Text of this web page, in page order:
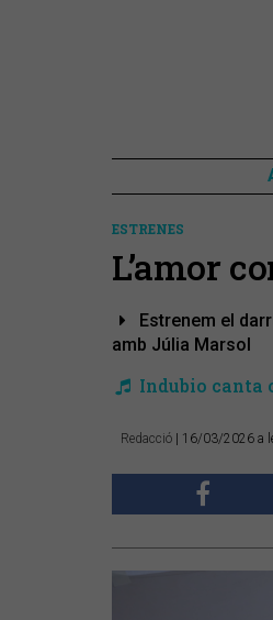
ESTRENES
​L’amor
Estrenem el
amb Júlia Marsol
Indubio canta
Redacció | 16/03/2026 a